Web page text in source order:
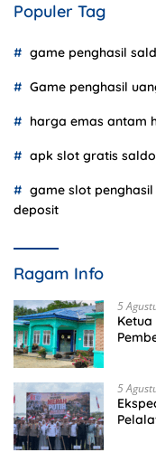
Populer Tag
game penghasil
Game penghasil
harga emas antam
apk slot gratis
game slot
deposit
Ragam Info
5
Ketua
5